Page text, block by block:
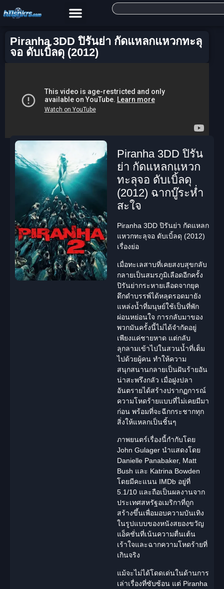
Piranha 3DD ปิรันย่า กัดแหลกแหวกทะลุ
จอ ดับเบิ้ลดุ (2012)
Piranha 3DD ปิรัน
ย่า กัดแหลกแหวก
ทะลุจอ ดับเบิ้ลดุ
(2012) ฉากบู๊ระห่ำ
สะใจ
Piranha 3DD ปิรันย่า กัดแหลก
แหวกทะลุจอ ดับเบิ้ลดุ (2012)
เรื่องย่อ
เมื่อทะเลสาบที่เคยสงบสุขกลับ
กลายเป็นสมรภูมิเลือดอีกครั้ง
ปิรันย่ากระหายเลือดจากยุค
ดึกดำบรรพ์ได้หลุดรอดมายัง
แหล่งน้ำที่มนุษย์ใช้เป็นที่พัก
ผ่อนหย่อนใจ การกลับมาของ
พวกมันครั้งนี้ไม่ได้จำกัดอยู่
เพียงแค่ชายหาด แต่กลับ
ลุกลามเข้าไปในสวนน้ำที่เต็ม
ไปด้วยผู้คน ทำให้ความ
สนุกสนานกลายเป็นฝันร้ายอัน
น่าสะพรึงกลัว เมื่อฝูงปลา
อันตรายได้สร้างปรากฏการณ์
ความโหดร้ายแบบที่ไม่เคยมีมา
ก่อน พร้อมที่จะฉีกกระชากทุก
สิ่งให้แหลกเป็นชิ้นๆ
ภาพยนตร์เรื่องนี้กำกับโดย
John Gulager นำแสดงโดย
Danielle Panabaker, Matt
Bush และ Katrina Bowden
โดยมีคะแนน IMDb อยู่ที่
5.1/10 และถือเป็นผลงานจาก
ประเทศสหรัฐอเมริกาที่ถูก
สร้างขึ้นเพื่อมอบความบันเทิง
ในรูปแบบของหนังสยองขวัญ
แอ็คชั่นที่เน้นความตื่นเต้น
เร้าใจและฉากความโหดร้ายที่
เกินจริง
แม้จะไม่ได้โดดเด่นในด้านการ
เล่าเรื่องที่ซับซ้อน แต่ Piranha